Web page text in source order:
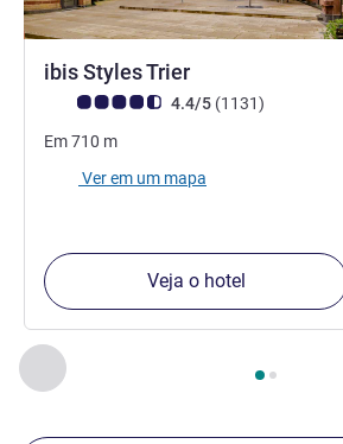
Anterior - Os nossos outros
Página , Os nossos outros
ibis Styles Trier
Nota clientes Avis (Classificação ALL)
4.4/5 (1131comentários
)
Em710 m
Ver em um mapa
Veja o hotel